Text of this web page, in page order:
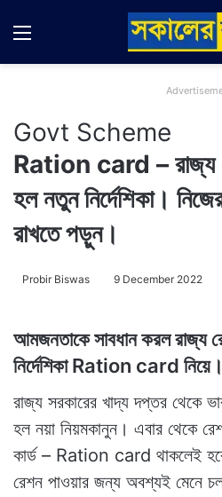
Menu
Govt Scheme
Ration card – রাজ্য
হল নতুন নির্দেশিকা।
রাখতে পড়ুন।
Probir Biswas 9 December 2022
আমজনতাকে সাবধান করল রাজ্য
নির্দেশিকাRation card নিয়ে।
রাজ্য সরকারের খাদ্য দপ্তর থেকে
হল নয়া নিয়মকানুন। এবার থেকে
কার্ড – Ration card থাকলেই
রেশন পাওয়ার জন্য অবশ্যই মেনে